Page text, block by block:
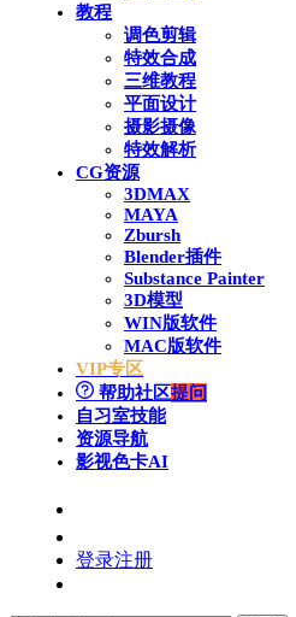
教程
调色剪辑
特效合成
三维教程
平面设计
摄影摄像
特效解析
CG资源
3DMAX
MAYA
Zbursh
Blender插件
Substance Painter
3D模型
WIN版软件
MAC版软件
VIP专区
帮助社区提问
自习室技能
资源导航
影视色卡AI
登录注册